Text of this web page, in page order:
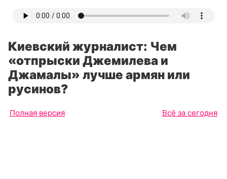
Киевский журналист: Чем
«отпрыски Джемилева и
Джамалы» лучше армян или
русинов?
Полная версия Всё за сегодня